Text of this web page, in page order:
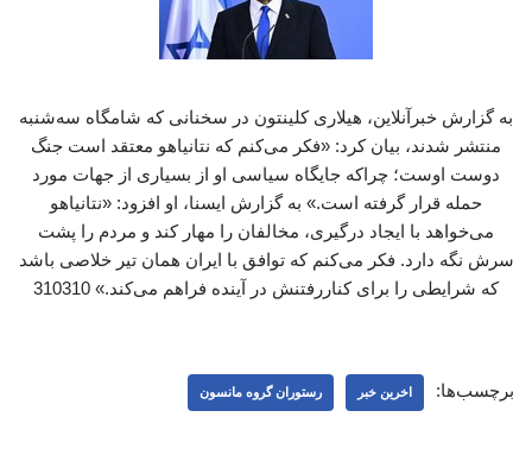
به گزارش خبرآنلاین، هیلاری کلینتون در سخنانی که شامگاه سه‌شنبه
منتشر شدند، بیان کرد: «فکر می‌کنم که نتانیاهو معتقد است جنگ
دوست اوست؛ چراکه جایگاه سیاسی او از بسیاری از جهات مورد
حمله قرار گرفته است.» به گزارش ایسنا، او افزود: «نتانیاهو
می‌خواهد با ایجاد درگیری، مخالفان را مهار کند و مردم را پشت
سرش نگه دارد. فکر می‌کنم که توافق با ایران همان تیر خلاصی باشد
که شرایطی را برای کناررفتنش در آینده فراهم می‌کند.» 310310
برچسب‌ها: اخرین خبر رستوران گروه مانسون